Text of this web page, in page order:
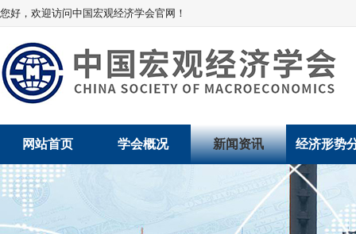
您好，欢迎访问中国宏观经济学会官网！
网站首页 学会概况
学术委员会
新闻资讯
党建动态
经济形势
经济数据
数说经济